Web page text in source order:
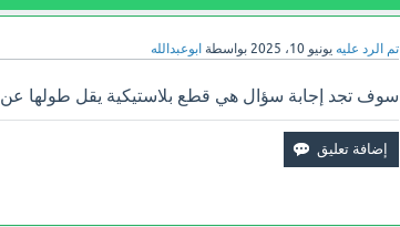
تم الرد عليه يونيو 10، 2025 بواسطة ابوعبدالله
سوف تجد إجابة سؤال هي قطع بلاستيكية يقل طولها عن 5 مم بالأعلى.